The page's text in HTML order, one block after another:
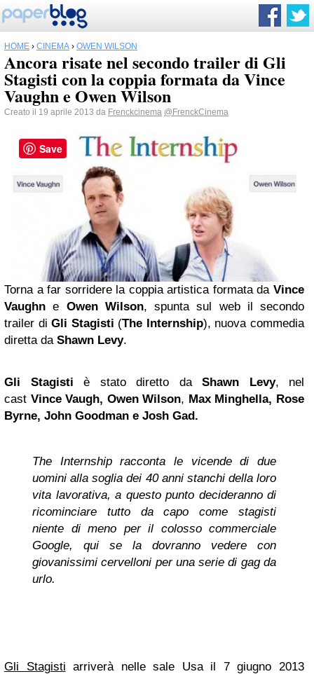
HOME › CINEMA › OWEN WILSON
Ancora risate nel secondo trailer di Gli
Stagisti con la coppia formata da Vince
Vaughn e Owen Wilson
Creato il 19 aprile 2013 da Frenckcinema @FrenckCinema
Torna a far sorridere la coppia artistica formata da Vince
Vaughn e Owen Wilson, spunta sul web il secondo
trailer diGli Stagisti (The Internship), nuova commedia
diretta da Shawn Levy.
Gli Stagisti è stato diretto da Shawn Levy, nel
cast Vince Vaugh, Owen Wilson, Max Minghella, Rose
Byrne, John Goodman e Josh Gad.
The Internship racconta le vicende di due
uomini alla soglia dei 40 anni stanchi della loro
vita lavorativa, a questo punto decideranno di
ricominciare tutto da capo come stagisti
niente di meno per il colosso commerciale
Google, qui se la dovranno vedere con
giovanissimi cervelloni per una serie di gag da
urlo.
Gli Stagisti arriverà nelle sale Usa il 7 giugno 2013
Save